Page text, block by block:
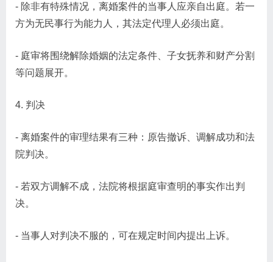
- 除非有特殊情况，离婚案件的当事人应亲自出庭。若一
方为无民事行为能力人，其法定代理人必须出庭。
- 庭审将围绕解除婚姻的法定条件、子女抚养和财产分割
等问题展开。
4. 判决
- 离婚案件的审理结果有三种：原告撤诉、调解成功和法
院判决。
- 若双方调解不成，法院将根据庭审查明的事实作出判
决。
- 当事人对判决不服的，可在规定时间内提出上诉。